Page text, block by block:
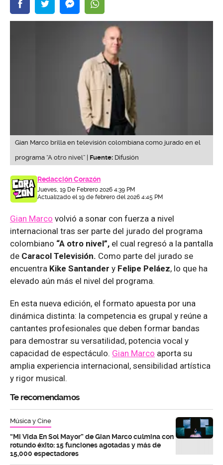
Gian Marco brilla en televisión colombiana como jurado en el
programa “A otro nivel” | Fuente: Difusión
Redacción Corazón
Jueves, 19 De Febrero 2026 4:39 PM
Actualizado el 19 de febrero del 2026 4:45 PM
Gian Marco volvió a sonar con fuerza a nivel
internacional tras ser parte del jurado del programa
colombiano “A otro nivel”, el cual regresó a la pantalla
de Caracol Televisión. Como parte del jurado se
encuentra Kike Santander y Felipe Peláez, lo que ha
elevado aún más el nivel del programa.
En esta nueva edición, el formato apuesta por una
dinámica distinta: la competencia es grupal y reúne a
cantantes profesionales que deben formar bandas
para demostrar su versatilidad, potencia vocal y
capacidad de espectáculo. Gian Marco aporta su
amplia experiencia internacional, sensibilidad artística
y rigor musical.
Te recomendamos
Música y Cine
“Mi Vida En Sol Mayor” de Gian Marco culmina con
rotundo éxito: 15 funciones agotadas y más de
15,000 espectadores